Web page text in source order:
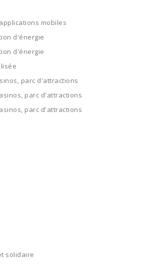
mobiles
d'énergie
d'énergie
parc d'attractions
parc d'attractions
parc d'attractions
solidaire